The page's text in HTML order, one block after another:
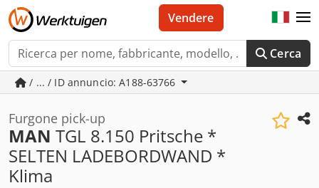
Cerca
Vendere
/ ... / ID annuncio: A188-63766
Furgone pick-up
MAN TGL 8.150 Pritsche *
SELTEN LADEBORDWAND *
Klima